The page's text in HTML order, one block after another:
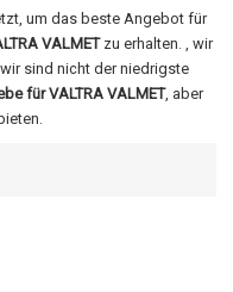
um das beste Angebot für
VALMETzu erhalten. , wir
sind nicht der niedrigste
für VALTRA VALMET, aber